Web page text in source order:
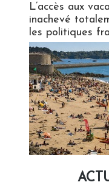
L’accès aux
inachevé
les politiques